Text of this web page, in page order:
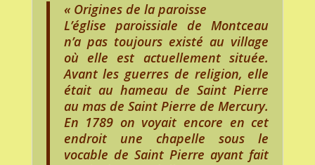
« Origines de la paroisse
L’église paroissiale de Montceau
n’a pas toujours existé au village
où elle est actuellement située.
Avant les guerres de religion, elle
était au hameau de Saint Pierre
au mas de Saint Pierre de Mercury.
En 1789 on voyait encore en cet
endroit une chapelle sous le
vocable de Saint Pierre ayant fait